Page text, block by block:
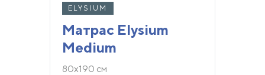
ELYSIUM
Матрас Elysium
Medium
80х190 см